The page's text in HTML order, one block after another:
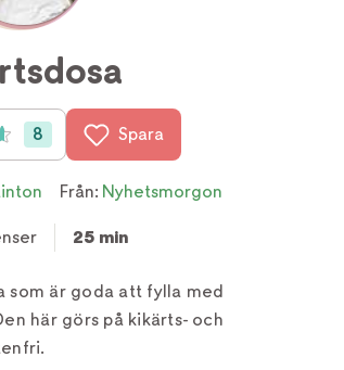
5 (8 röster)
8 Spara
Från: Nyhetsmorgon
25 min
som är goda att fylla med
här görs på kikärts- och